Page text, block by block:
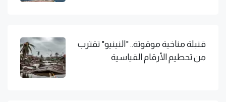
قنبلة مناخية موقوتة.. "النينيو" تقترب
من تحطيم الأرقام القياسية